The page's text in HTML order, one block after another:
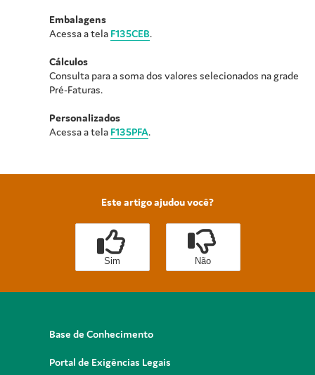
Embalagens
Acessa a tela F135CEB.
Cálculos
Consulta para a soma dos valores selecionados na grade
Pré-Faturas.
Personalizados
Acessa a tela F135PFA.
Este artigo ajudou você?
Sim Não
Base de Conhecimento
Portal de Exigências Legais